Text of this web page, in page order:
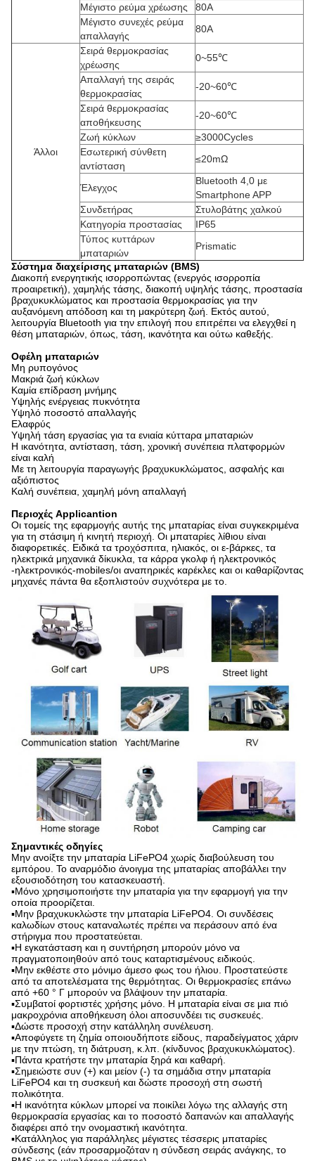
Μέγιστο ρεύμα χρέωσης
80A
Μέγιστο συνεχές ρεύμα
απαλλαγής
80A
Άλλοι
Σειρά θερμοκρασίας
χρέωσης
0~55℃
Απαλλαγή της σειράς
θερμοκρασίας
-20~60℃
Σειρά θερμοκρασίας
αποθήκευσης
-20~60℃
Ζωή κύκλων
≥3000Cycles
Εσωτερική σύνθετη
αντίσταση
≤20mΩ
Έλεγχος
Bluetooth 4,0 με
Smartphone APP
Συνδετήρας
Στυλοβάτης χαλκού
Κατηγορία προστασίας
IP65
Τύπος κυττάρων
μπαταριών
Prismatic
Σύστημα διαχείρισης μπαταριών (BMS)
Διακοπή ενεργητικής ισορροπώντας (ενεργός ισορροπία
προαιρετική), χαμηλής τάσης, διακοπή υψηλής τάσης, προστασία
βραχυκυκλώματος και προστασία θερμοκρασίας για την
αυξανόμενη απόδοση και τη μακρύτερη ζωή. Εκτός αυτού,
λειτουργία Bluetooth για την επιλογή που επιτρέπει να ελεγχθεί η
θέση μπαταριών, όπως, τάση, ικανότητα και ούτω καθεξής.
Οφέλη μπαταριών
Μη ρυπογόνος
Μακριά ζωή κύκλων
Καμία επίδραση μνήμης
Υψηλής ενέργειας πυκνότητα
Υψηλό ποσοστό απαλλαγής
Ελαφρύς
Υψηλή τάση εργασίας για τα ενιαία κύτταρα μπαταριών
Η ικανότητα, αντίσταση, τάση, χρονική συνέπεια πλατφορμών
είναι καλή
Με τη λειτουργία παραγωγής βραχυκυκλώματος, ασφαλής και
αξιόπιστος
Καλή συνέπεια, χαμηλή μόνη απαλλαγή
Περιοχές Applicantion
Οι τομείς της εφαρμογής αυτής της μπαταρίας είναι συγκεκριμένα
για τη στάσιμη ή κινητή περιοχή. Οι μπαταρίες λίθιου είναι
διαφορετικές. Ειδικά τα τροχόσπιτα, ηλιακός, οι ε-βάρκες, τα
ηλεκτρικά μηχανικά δίκυκλα, τα κάρρα γκολφ ή ηλεκτρονικός
-ηλεκτρονικός-mobiles/οι αναπηρικές καρέκλες και οι καθαρίζοντας
μηχανές πάντα θα εξοπλιστούν συχνότερα με το
Σημαντικές οδηγίες
Μην ανοίξτε την μπαταρία LiFePO4 χωρίς διαβούλευση του
εμπόρου. Το αναρμόδιο άνοιγμα της μπαταρίας αποβάλλει την
εξουσιοδότηση του κατασκευαστή.
▪Μόνο χρησιμοποιήστε την μπαταρία για την εφαρμογή για την
οποία προορίζεται.
▪Μην βραχυκυκλώστε την μπαταρία LiFePO4. Οι συνδέσεις
καλωδίων στους καταναλωτές πρέπει να περάσουν από ένα
στήριγμα που προστατεύεται.
▪Η εγκατάσταση και η συντήρηση μπορούν μόνο να
πραγματοποιηθούν από τους καταρτισμένους ειδικούς.
▪Μην εκθέστε στο μόνιμο άμεσο φως του ήλιου. Προστατεύστε
από τα αποτελέσματα της θερμότητας. Οι θερμοκρασίες επάνω
από +60 ° Γ μπορούν να βλάψουν την μπαταρία.
▪Συμβατοί φορτιστές χρήσης μόνο. Η μπαταρία είναι σε μια πιό
μακροχρόνια αποθήκευση όλοι αποσυνδέει τις συσκευές.
▪Δώστε προσοχή στην κατάλληλη συνέλευση.
▪Αποφύγετε τη ζημία οποιουδήποτε είδους, παραδείγματος χάριν
με την πτώση, τη διάτρυση, κ.λπ. (κίνδυνος βραχυκυκλώματος).
▪Πάντα κρατήστε την μπαταρία ξηρά και καθαρή.
▪Σημειώστε συν (+) και μείον (-) τα σημάδια στην μπαταρία
LiFePO4 και τη συσκευή και δώστε προσοχή στη σωστή
πολικότητα.
▪Η ικανότητα κύκλων μπορεί να ποικίλει λόγω της αλλαγής στη
θερμοκρασία εργασίας και το ποσοστό δαπανών και απαλλαγής
διαφέρει από την ονομαστική ικανότητα.
▪Κατάλληλος για παράλληλες μέγιστες τέσσερις μπαταρίες
σύνδεσης (εάν προσαρμοζόταν η σύνδεση σειράς ανάγκης, το